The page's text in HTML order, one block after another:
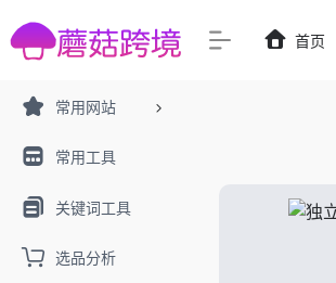
常用网站
常用工具
关键词工具
选品分析
首页